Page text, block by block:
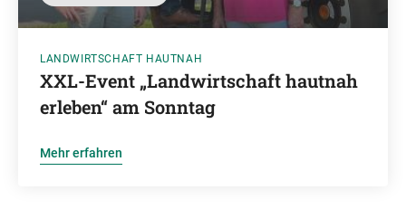
LANDWIRTSCHAFT HAUTNAH
XXL-Event „Landwirtschaft hautnah
erleben“ am Sonntag
Mehr erfahren